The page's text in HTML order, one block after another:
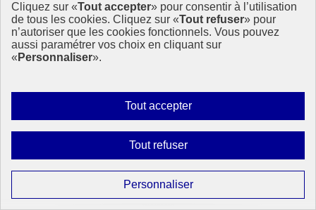
Cliquez sur «Tout accepter» pour consentir à l’utilisation
de tous les cookies. Cliquez sur «Tout refuser» pour
n’autoriser que les cookies fonctionnels. Vous pouvez
aussi paramétrer vos choix en cliquant sur
« Personnaliser».
Tout accepterAutoriser
tous
Tout refuserInterdire
tous
PersonnaliserParamétrer
les